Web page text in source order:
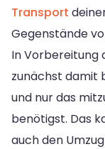
Transport
Gegenstände
In Vorbereitung
zunächst damit
und nur das
benötigst. Das
auch den